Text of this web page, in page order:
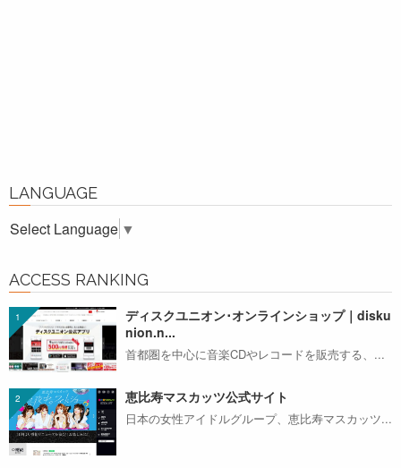
LANGUAGE
Select Language ▼
ACCESS RANKING
ディスクユニオン･オンラインショップ｜disku
nion.n...
首都圏を中心に音楽CDやレコードを販売する、...
恵比寿マスカッツ公式サイト
日本の女性アイドルグループ、恵比寿マスカッツ...